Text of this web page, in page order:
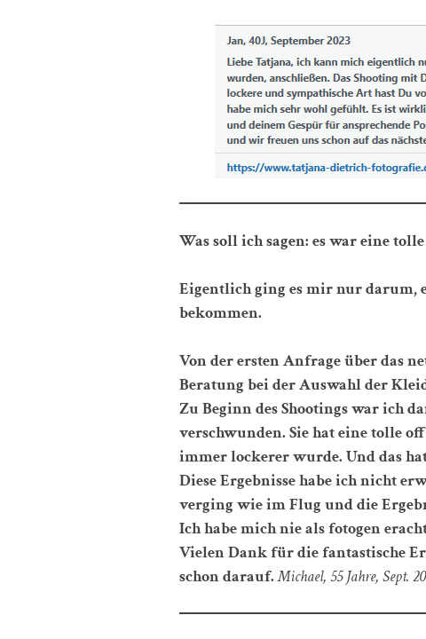
Was soll ich sagen: es war eine
Eigentlich ging es mir nur darum,
bekommen.
Von der ersten Anfrage über das
Beratung bei der Auswahl der
Zu Beginn des Shootings war ich
verschwunden. Sie hat eine tolle
immer lockerer wurde. Und das
Diese Ergebnisse habe ich nicht
verging wie im Flug und die
Ich habe mich nie als fotogen
Vielen Dank für die fantastische
schon darauf. Michael, 55 Jahre, Sept.